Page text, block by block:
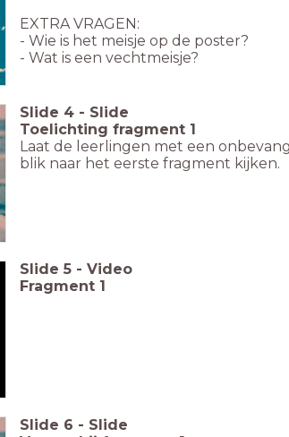
EXTRA VRAGEN:
- Wie is het meisje op de poster?
- Wat is een vechtmeisje?
Slide 4 - Slide
Toelichting fragment 1
Laat de leerlingen met een
blik naar het eerste fragment kijken.
Slide 5 - Video
Fragment 1
Slide 6 - Slide